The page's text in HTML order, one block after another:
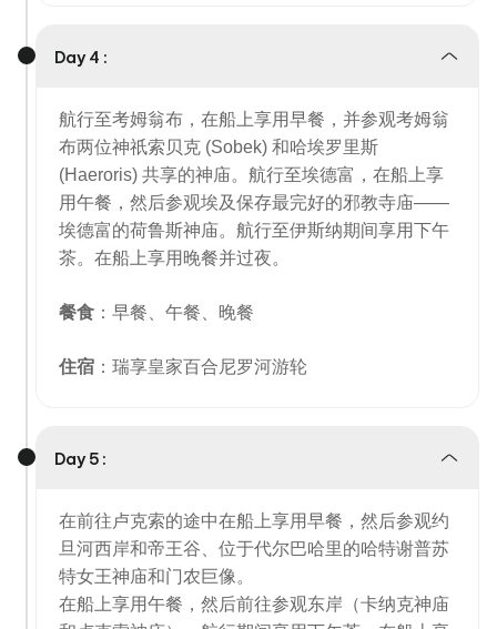
Day 4 :
航行至考姆翁布，在船上享用早餐，并参观考姆翁
布两位神祇索贝克 (Sobek) 和哈埃罗里斯
(Haeroris) 共享的神庙。航行至埃德富，在船上享
用午餐，然后参观埃及保存最完好的邪教寺庙——
埃德富的荷鲁斯神庙。航行至伊斯纳期间享用下午
茶。在船上享用晚餐并过夜。
餐食 ：早餐、午餐、晚餐
住宿 ：瑞享皇家百合尼罗河游轮
Day 5 :
在前往卢克索的途中在船上享用早餐，然后参观约
旦河西岸和帝王谷、位于代尔巴哈里的哈特谢普苏
特女王神庙和门农巨像。
在船上享用午餐，然后前往参观东岸（卡纳克神庙